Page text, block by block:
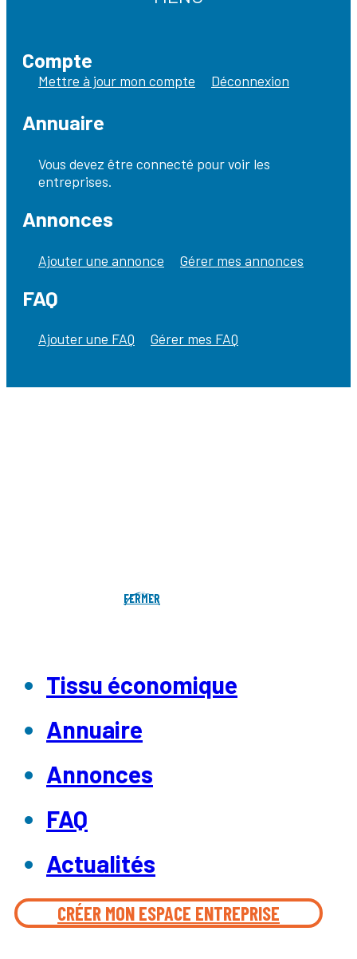
Compte
Mettre à jour mon compte Déconnexion
Annuaire
Vous devez être connecté pour voir les
entreprises.
Annonces
Ajouter une annonce Gérer mes annonces
FAQ
Ajouter une FAQ Gérer mes FAQ
FERMER
Tissu économique
Annuaire
Annonces
FAQ
Actualités
CRÉER MON ESPACE ENTREPRISE